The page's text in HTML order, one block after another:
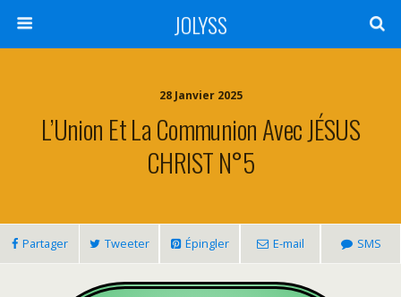
JOLYSS
28 Janvier 2025
L’Union Et La Communion Avec JÉSUS
CHRIST N°5
Partager Tweeter Épingler E-mail SMS